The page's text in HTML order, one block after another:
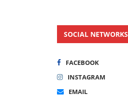
SOCIAL NETWORKS
FACEBOOK
INSTAGRAM
EMAIL